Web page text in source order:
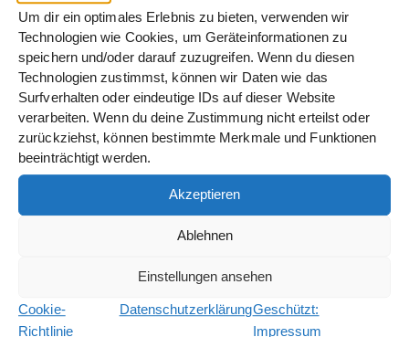
Um dir ein optimales Erlebnis zu bieten, verwenden wir
Technologien wie Cookies, um Geräteinformationen zu
speichern und/oder darauf zuzugreifen. Wenn du diesen
Technologien zustimmst, können wir Daten wie das
Surfverhalten oder eindeutige IDs auf dieser Website
verarbeiten. Wenn du deine Zustimmung nicht erteilst oder
zurückziehst, können bestimmte Merkmale und Funktionen
beeinträchtigt werden.
Akzeptieren
Ablehnen
Einstellungen ansehen
Cookie-
Richtlinie
DatenschutzerklärungGeschützt:
Impressum
USV PowerModule miet 400 kVA
Container